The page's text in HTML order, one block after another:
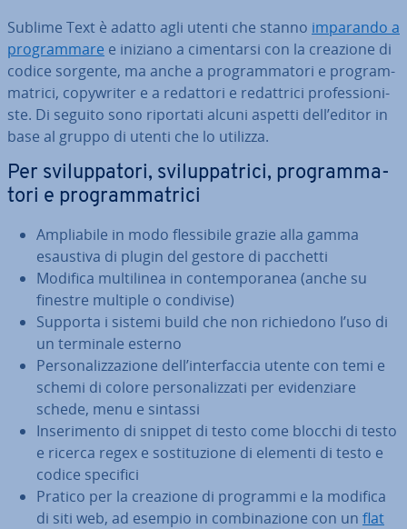
Sublime Text è adatto agli utenti che stanno imparando a
pro­gram­ma­re e iniziano a ci­men­tar­si con la creazione di
codice sorgente, ma anche a pro­gram­ma­to­ri e pro­gram­
ma­tri­ci, co­py­w­ri­ter e a redattori e re­dat­tri­ci pro­fes­sio­ni­
ste. Di seguito sono riportati alcuni aspetti dell’editor in
base al gruppo di utenti che lo utilizza.
Per svi­lup­pa­to­ri, svi­lup­pa­tri­ci, pro­gram­ma­
to­ri e pro­gram­ma­tri­ci
Am­plia­bi­le in modo fles­si­bi­le grazie alla gamma
esaustiva di plugin del gestore di pacchetti
Modifica mul­ti­li­nea in con­tem­po­ra­nea (anche su
finestre multiple o condivise)
Supporta i sistemi build che non ri­chie­do­no l’uso di
un terminale esterno
Per­so­na­liz­za­zio­ne dell’in­ter­fac­cia utente con temi e
schemi di colore per­so­na­liz­za­ti per evi­den­zia­re
schede, menu e sintassi
In­se­ri­men­to di snippet di testo come blocchi di testo
e ricerca regex e so­sti­tu­zio­ne di elementi di testo e
codice specifici
Pratico per la creazione di programmi e la modifica
di siti web, ad esempio in com­bi­na­zio­ne con un flat